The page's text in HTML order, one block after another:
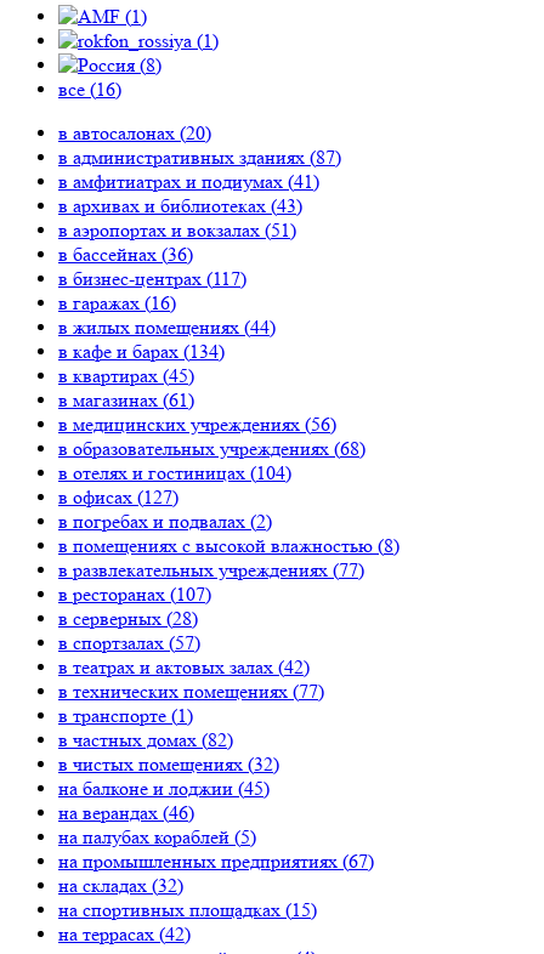
(1)
(1)
(8)
все (16)
в автосалонах (20)
в административных зданиях (87)
в амфитиатрах и подиумах (41)
в архивах и библиотеках (43)
в аэропортах и вокзалах (51)
в бассейнах (36)
в бизнес-центрах (117)
в гаражах (16)
в жилых помещениях (44)
в кафе и барах (134)
в квартирах (45)
в магазинах (61)
в медицинских учреждениях (56)
в образовательных учреждениях (68)
в отелях и гостиницах (104)
в офисах (127)
в погребах и подвалах (2)
в помещениях с высокой влажностью (8)
в развлекательных учреждениях (77)
в ресторанах (107)
в серверных (28)
в спортзалах (57)
в театрах и актовых залах (42)
в технических помещениях (77)
в транспорте (1)
в частных домах (82)
в чистых помещениях (32)
на балконе и лоджии (45)
на верандах (46)
на палубах кораблей (5)
на промышленных предприятиях (67)
на складах (32)
на спортивных площадках (15)
на террасах (42)